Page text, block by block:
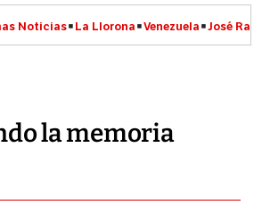
Noticias La Llorona Venezuela José
la memoria